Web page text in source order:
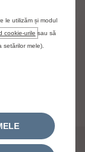
le utilizăm și modul
cookie-urile sau să
setărilor mele).